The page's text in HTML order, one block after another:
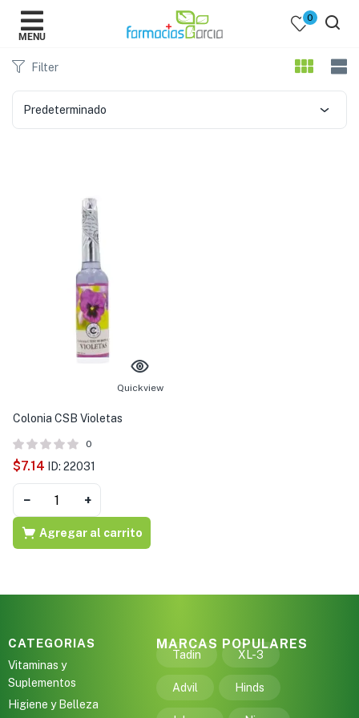
MENU
0
Filter
Predeterminado
Quickview
Colonia CSB Violetas
0
$7.14 ID: 22031
− +
Agregar al carrito
CATEGORIAS
Vitaminas y
Suplementos
Higiene y Belleza
MARCAS POPULARES
Tadin XL-3
Advil Hinds